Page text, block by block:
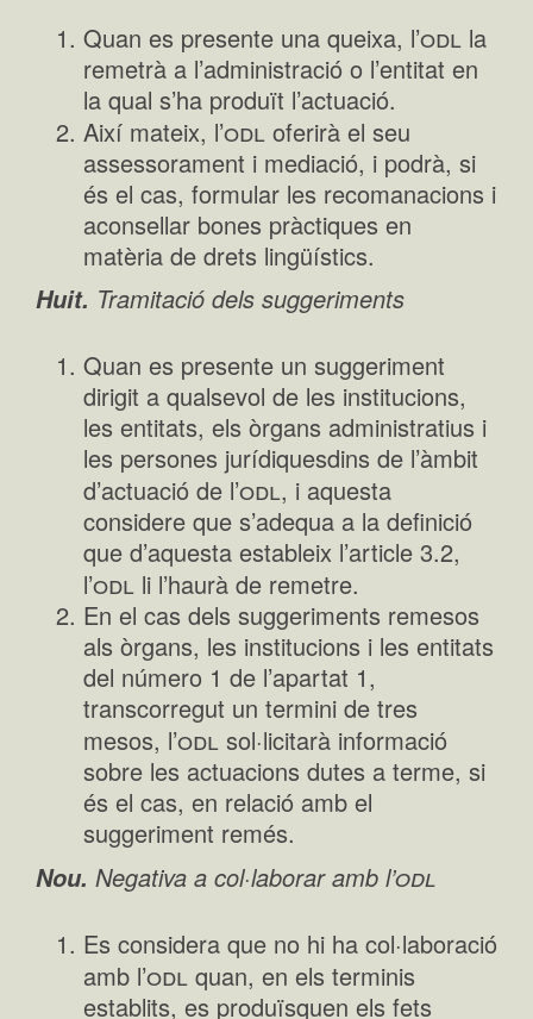
Quan es presente una queixa, l’odl la
remetrà a l’administració o l’entitat en
la qual s’ha produït l’actuació.
Així mateix, l’odl oferirà el seu
assessorament i mediació, i podrà, si
és el cas, formular les recomanacions i
aconsellar bones pràctiques en
matèria de drets lingüístics.
Huit. Tramitació dels suggeriments
Quan es presente un suggeriment
dirigit a qualsevol de les institucions,
les entitats, els òrgans administratius i
les persones jurídiquesdins de l’àmbit
d’actuació de l’odl, i aquesta
considere que s’adequa a la definició
que d’aquesta estableix l’article 3.2,
l’odl li l’haurà de remetre.
En el cas dels suggeriments remesos
als òrgans, les institucions i les entitats
del número 1 de l’apartat 1,
transcorregut un termini de tres
mesos, l’odl sol·licitarà informació
sobre les actuacions dutes a terme, si
és el cas, en relació amb el
suggeriment remés.
Nou. Negativa a col·laborar amb l’odl
Es considera que no hi ha col·laboració
amb l’odl quan, en els terminis
establits, es produïsquen els fets